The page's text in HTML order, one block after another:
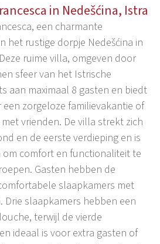
in Nedešćina, Istra
een charmante
het rustige dorpje Nedešćina in
ruime villa, omgeven door
sfeer van het Istrische
aan maximaal 8 gasten en biedt
zorgeloze familievakantie of
vrienden. De villa strekt zich
en de eerste verdieping en is
comfort en functionaliteit te
Gasten hebben de
slaapkamers met
slaapkamers hebben een
terwijl de vierde
ideaal is voor extra gasten of